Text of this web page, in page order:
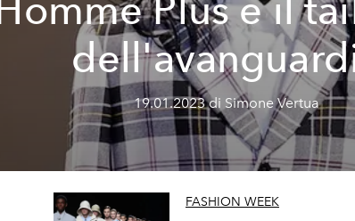
Homme Plus e il
19.01.2023 di Simone Vertua
FASHION WEEK